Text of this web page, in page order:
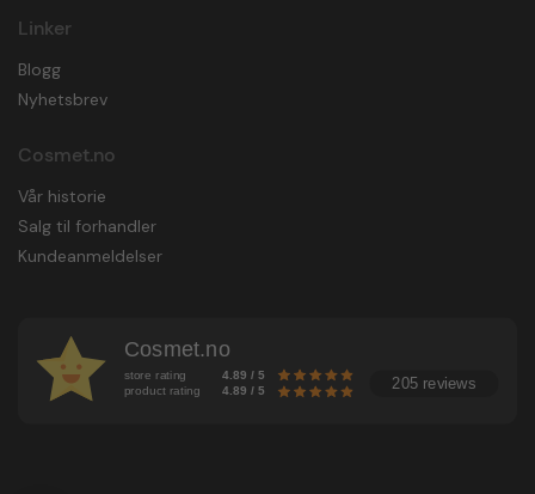
Linker
Blogg
Nyhetsbrev
Cosmet.no
Vår historie
Salg til forhandler
Kundeanmeldelser
Cosmet.no
store rating 4.89 / 5
product rating 4.89 / 5 205 reviews